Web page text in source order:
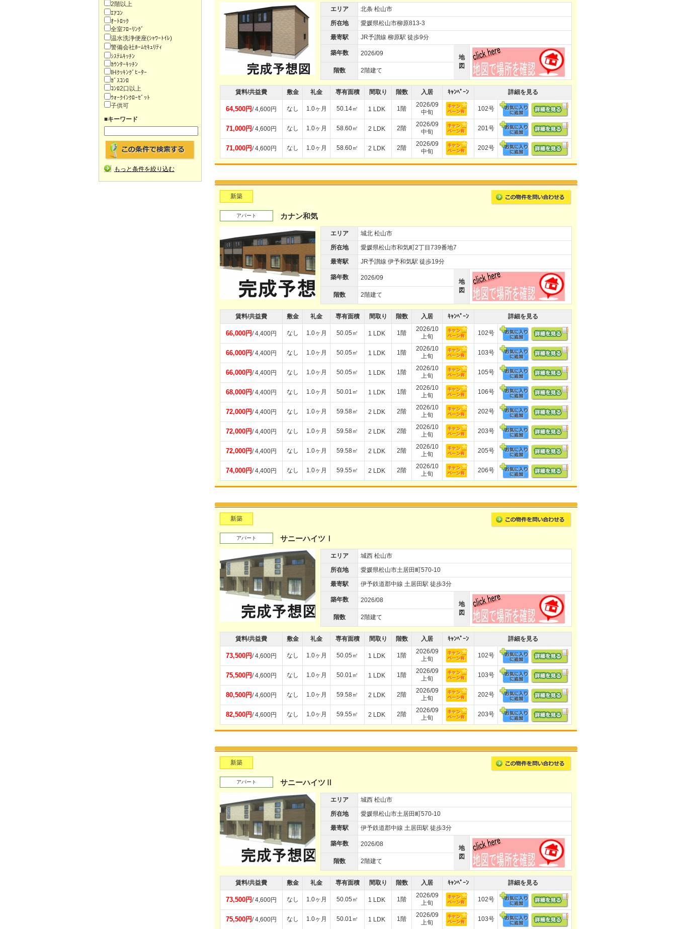
2階以上
ｴｱｺﾝ
ｵｰﾄﾛｯｸ
全室ﾌﾛｰﾘﾝｸﾞ
温水洗浄便座(ｼｬﾜｰﾄｲﾚ)
警備会社ﾎｰﾑｾｷｭﾘﾃｨ
ｼｽﾃﾑｷｯﾁﾝ
ｶｳﾝﾀｰｷｯﾁﾝ
IHｸｯｷﾝｸﾞﾋｰﾀｰ
ｶﾞｽｺﾝﾛ
ｺﾝﾛ2口以上
ｳｫｰｸｲﾝｸﾛｰｾﾞｯﾄ
子供可
■キーワード
もっと条件を絞り込む
エリア
北条 松山市
所在地
愛媛県松山市柳原813-3
最寄駅
JR予讃線 柳原駅 徒歩9分
築年数 2026/09
地
図
階数 2階建て
賃料/共益費 敷金 礼金 専有面積 間取り 階数 入居 ｷｬﾝﾍﾟｰﾝ 詳細を見る
64,500円/ 4,600円 なし 1.0ヶ月 50.14㎡ 1 LDK 1階
2026/09
中旬
102号
71,000円/ 4,600円 なし 1.0ヶ月 58.60㎡ 2 LDK 2階
2026/09
中旬
201号
71,000円/ 4,600円 なし 1.0ヶ月 58.60㎡ 2 LDK 2階
2026/09
中旬
202号
新築
アパート カナン和気
エリア
城北 松山市
所在地
愛媛県松山市和気町2丁目739番地7
最寄駅
JR予讃線 伊予和気駅 徒歩19分
築年数 2026/09
地
図
階数 2階建て
賃料/共益費 敷金 礼金 専有面積 間取り 階数 入居 ｷｬﾝﾍﾟｰﾝ 詳細を見る
66,000円/ 4,400円 なし 1.0ヶ月 50.05㎡ 1 LDK 1階
2026/10
上旬
102号
66,000円/ 4,400円 なし 1.0ヶ月 50.05㎡ 1 LDK 1階
2026/10
上旬
103号
66,000円/ 4,400円 なし 1.0ヶ月 50.05㎡ 1 LDK 1階
2026/10
上旬
105号
68,000円/ 4,400円 なし 1.0ヶ月 50.01㎡ 1 LDK 1階
2026/10
上旬
106号
72,000円/ 4,400円 なし 1.0ヶ月 59.58㎡ 2 LDK 2階
2026/10
上旬
202号
72,000円/ 4,400円 なし 1.0ヶ月 59.58㎡ 2 LDK 2階
2026/10
上旬
203号
72,000円/ 4,400円 なし 1.0ヶ月 59.58㎡ 2 LDK 2階
2026/10
上旬
205号
74,000円/ 4,400円 なし 1.0ヶ月 59.55㎡ 2 LDK 2階
2026/10
上旬
206号
新築
アパート サニーハイツⅠ
エリア
城西 松山市
所在地
愛媛県松山市土居田町570-10
最寄駅
伊予鉄道郡中線 土居田駅 徒歩3分
築年数 2026/08
地
図
階数 2階建て
賃料/共益費 敷金 礼金 専有面積 間取り 階数 入居 ｷｬﾝﾍﾟｰﾝ 詳細を見る
73,500円/ 4,600円 なし 1.0ヶ月 50.05㎡ 1 LDK 1階
2026/09
上旬
102号
75,500円/ 4,600円 なし 1.0ヶ月 50.01㎡ 1 LDK 1階
2026/09
上旬
103号
80,500円/ 4,600円 なし 1.0ヶ月 59.58㎡ 2 LDK 2階
2026/09
上旬
202号
82,500円/ 4,600円 なし 1.0ヶ月 59.55㎡ 2 LDK 2階
2026/09
上旬
203号
新築
アパート サニーハイツⅡ
エリア
城西 松山市
所在地
愛媛県松山市土居田町570-10
最寄駅
伊予鉄道郡中線 土居田駅 徒歩3分
築年数 2026/08
地
図
階数 2階建て
賃料/共益費 敷金 礼金 専有面積 間取り 階数 入居 ｷｬﾝﾍﾟｰﾝ 詳細を見る
73,500円/ 4,600円 なし 1.0ヶ月 50.05㎡ 1 LDK 1階
2026/09
上旬
102号
75,500円/ 4,600円 なし 1.0ヶ月 50.01㎡ 1 LDK 1階
2026/09
上旬
103号